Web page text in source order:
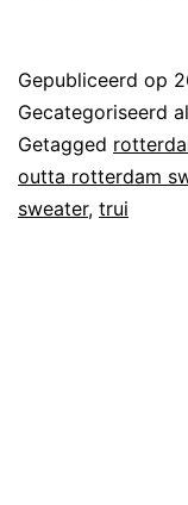
Gepubliceerd op
Gecategoriseerd
Getagged
outta rotterdam
sweater, trui